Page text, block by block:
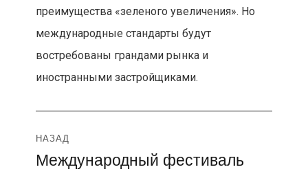
преимущества «зеленого увеличения». Но
международные стандарты будут
востребованы грандами рынка и
иностранными застройщиками.
Навигация
по
НАЗАД
Предыдущая
Международный фестиваль